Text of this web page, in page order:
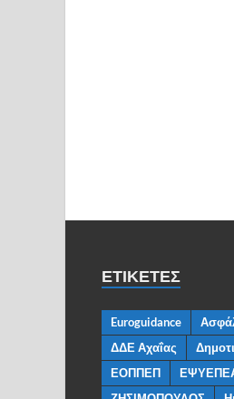
ΕΤΙΚΈΤΕΣ
Euroguidance
ΔΔΕ Αχαΐας
ΕΟΠΠΕΠ